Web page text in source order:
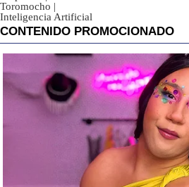
Toromocho |
Inteligencia Artificial